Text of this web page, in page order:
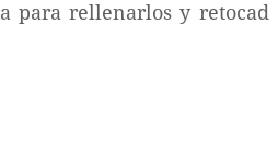
para rellenarlos y